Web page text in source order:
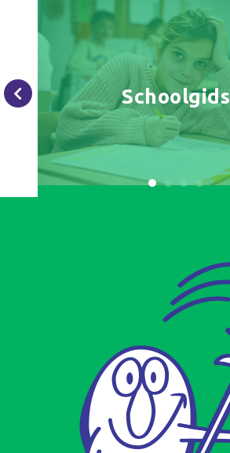
Schoolgids